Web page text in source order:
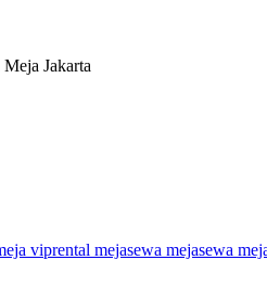
Meja Jakarta
viprental mejasewa mejasewa